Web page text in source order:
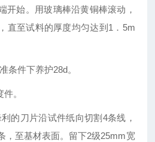
开始。用玻璃棒沿黄铜棒滚动，
直至试料的厚度均匀达到1．5m
条件下养护28d。
。
的刀片沿试件纸向切割4条线，
，至基材表面。留下2级25mm宽